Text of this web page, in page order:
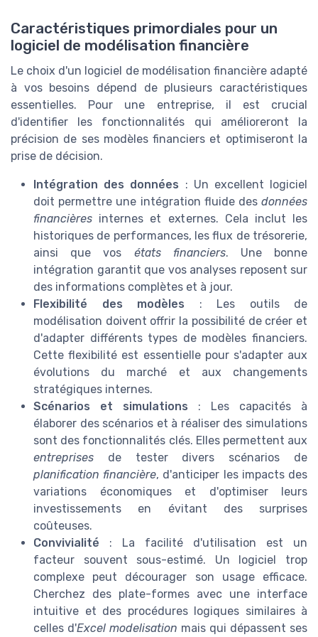
Caractéristiques primordiales pour un
logiciel de modélisation financière
Le choix d'un logiciel de modélisation financière adapté
à vos besoins dépend de plusieurs caractéristiques
essentielles. Pour une entreprise, il est crucial
d'identifier les fonctionnalités qui amélioreront la
précision de ses modèles financiers et optimiseront la
prise de décision.
Intégration des données : Un excellent logiciel
doit permettre une intégration fluide des données
financières internes et externes. Cela inclut les
historiques de performances, les flux de trésorerie,
ainsi que vos états financiers. Une bonne
intégration garantit que vos analyses reposent sur
des informations complètes et à jour.
Flexibilité des modèles : Les outils de
modélisation doivent offrir la possibilité de créer et
d'adapter différents types de modèles financiers.
Cette flexibilité est essentielle pour s'adapter aux
évolutions du marché et aux changements
stratégiques internes.
Scénarios et simulations : Les capacités à
élaborer des scénarios et à réaliser des simulations
sont des fonctionnalités clés. Elles permettent aux
entreprises de tester divers scénarios de
planification financière, d'anticiper les impacts des
variations économiques et d'optimiser leurs
investissements en évitant des surprises
coûteuses.
Convivialité : La facilité d'utilisation est un
facteur souvent sous-estimé. Un logiciel trop
complexe peut décourager son usage efficace.
Cherchez des plate-formes avec une interface
intuitive et des procédures logiques similaires à
celles d'Excel modelisation mais qui dépassent ses